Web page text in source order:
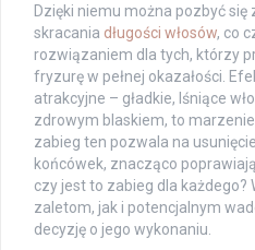
Dzięki niemu można pozbyć
skracania długości włosów, co
rozwiązaniem dla tych, którzy
fryzurę w pełnej okazałości.
atrakcyjne – gładkie, lśniące
zdrowym blaskiem, to
zabieg ten pozwala na
końcówek, znacząco
czy jest to zabieg dla
zaletom, jak i potencjalnym
decyzję o jego wykonaniu.